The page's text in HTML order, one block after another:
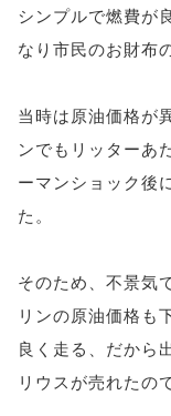
シンプルで燃費が
なり市民のお財布
当時は原油価格が
ンでもリッターあ
ーマンショック後
た。
そのため、不景気
リンの原油価格も
良く走る、だから
リウスが売れたの